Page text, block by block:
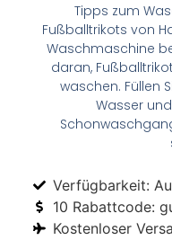
Tipps zum
Fußballtrikots von
Waschmaschine
daran,
waschen. Füllen
Wasser
Verfügbarkeit:
10 Rabattcode:
Kostenloser